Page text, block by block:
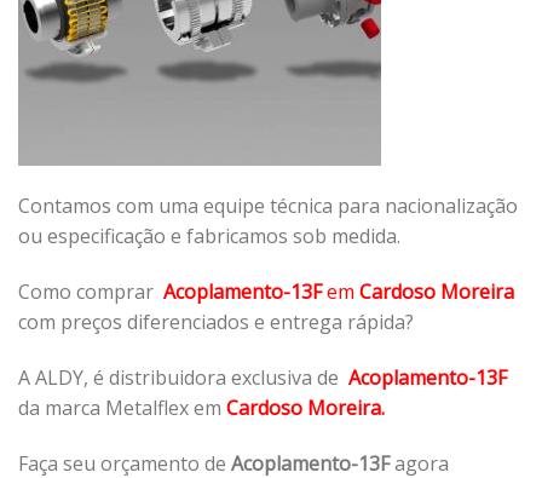
Contamos com uma equipe técnica para nacionalização
ou especificação e fabricamos sob medida.
Como comprar Acoplamento-13Fem Cardoso Moreira
com preços diferenciados e entrega rápida?
A ALDY, é distribuidora exclusiva de Acoplamento-13F
da marca Metalflex em Cardoso Moreira.
Faça seu orçamento de Acoplamento-13Fagora